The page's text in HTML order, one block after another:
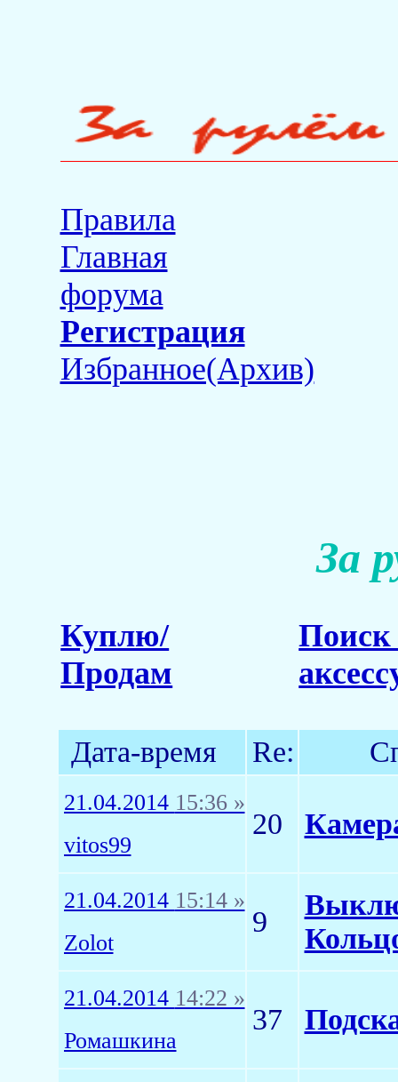
Правила
Главная
форума
Регистрация
Избранное(Архив)
За
Куплю/
Продам
Поиск
Дата-время Re:
21.04.2014 15:36 »
vitos99
20
21.04.2014 15:14 »
Zolot
9
21.04.2014 14:22 »
Ромашкина
37